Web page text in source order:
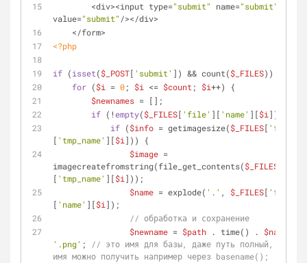
        <div><input type=
"submit" name="submit"
value="submit" /></div>
    </form>
<?php
if (isset($_POST[ 'submit' ]) && count($_FILES)) {
for ($i = 0; $i <= $count ; $i++) {
$newnames = [];
if (!empty($_FILES[ 'file' ][ 'name' ][$i ])) {
if ($info = getimagesize($_FILES[ 'file'
[ 'tmp_name' ][$i ])) {
$image =
imagecreatefromstring(file_get_contents($_FILES
[ 'tmp_name' ][$i ]));
$name = explode( '.' , $_FILES[ 'file'
[ 'name' ][$i ]);
// обработка и сохранение
$newname = $path . time() . $name
'.png' ;
// это имя для базы, даже путь полный, только
имя можно получить например через basename();